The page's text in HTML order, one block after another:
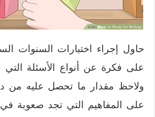
حاول إجراء اختبارات السنوات
على فكرة عن أنواع الأسئلة
ولاحظ مقدار ما تحصل عليه من
على المفاهيم التي تجد صعوبة في